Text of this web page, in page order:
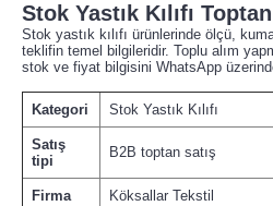
Stok Yastık Kılıfı
Stok yastık kılıfı ürünlerinde ölçü,
teklifin temel bilgileridir. Toplu alım
stok ve fiyat bilgisini WhatsApp
Kategori Stok Yastık Kılıfı
Satış
tipi
B2B toptan satış
Firma Köksallar Tekstil